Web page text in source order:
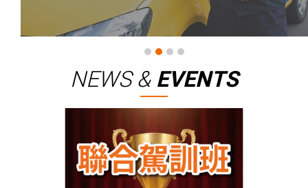
NEWS & EVENTS